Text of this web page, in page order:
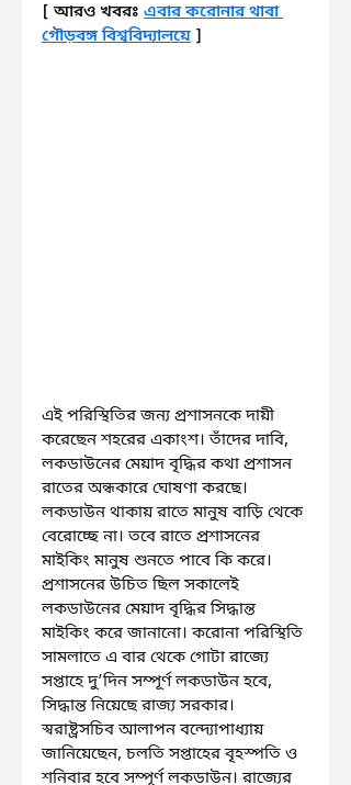
[ আরও খবরঃ এবার করোনার থাবা
গৌড়বঙ্গ বিশ্ববিদ্যালয়ে ]
এই পরিস্থিতির জন্য প্রশাসনকে দায়ী
করেছেন শহরের একাংশ। তাঁদের দাবি,
লকডাউনের মেয়াদ বৃদ্ধির কথা প্রশাসন
রাতের অন্ধকারে ঘোষণা করছে।
লকডাউন থাকায় রাতে মানুষ বাড়ি থেকে
বেরোচ্ছে না। তবে রাতে প্রশাসনের
মাইকিং মানুষ শুনতে পাবে কি করে।
প্রশাসনের উচিত ছিল সকালেই
লকডাউনের মেয়াদ বৃদ্ধির সিদ্ধান্ত
মাইকিং করে জানানো। করোনা পরিস্থিতি
সামলাতে এ বার থেকে গোটা রাজ্যে
সপ্তাহে দু’দিন সম্পূর্ণ লকডাউন হবে,
সিদ্ধান্ত নিয়েছে রাজ্য সরকার।
স্বরাষ্ট্রসচিব আলাপন বন্দ্যোপাধ্যায়
জানিয়েছেন, চলতি সপ্তাহের বৃহস্পতি ও
শনিবার হবে সম্পূর্ণ লকডাউন। রাজ্যের